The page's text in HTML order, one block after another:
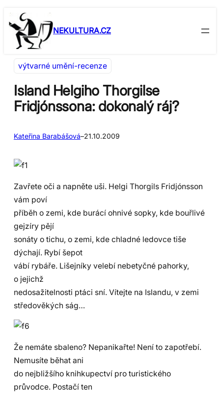
Přeskočit
na
obsah
Skip
to
content
NEKULTURA.CZ
výtvarné umění-recenze
Island Helgiho Thorgilse
Fridjónssona: dokonalý ráj?
Kateřina Barabášová–21.10.2009
Zavřete oči a napněte uši. Helgi Thorgils Fridjónsson
vám poví
příběh o zemi, kde burácí ohnivé sopky, kde bouřlivé
gejzíry pějí
sonáty o tichu, o zemi, kde chladné ledovce tiše
dýchají. Rybí šepot
vábí rybáře. Lišejníky velebí nebetyčné pahorky,
o jejichž
nedosažitelnosti ptáci sní. Vítejte na Islandu, v zemi
středověkých ság…
Že nemáte sbaleno? Nepanikařte! Není to zapotřebí.
Nemusíte běhat ani
do nejbližšího knihkupectví pro turistického
průvodce. Postačí ten